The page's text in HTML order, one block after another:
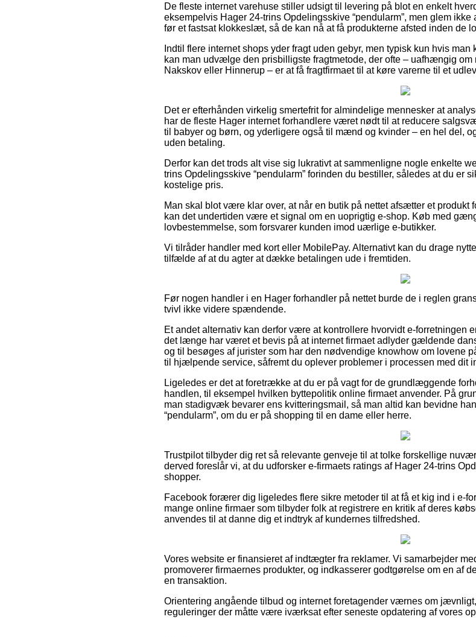
De fleste internet varehuse stiller udsigt til levering på blot en enkelt
eksempelvis Hager 24-trins Opdelingsskive “pendularm”, men glem
før et fastsat klokkeslæt, så de kan nå at få produkterne afsted inden de
Indtil flere internet shops yder fragt uden gebyr, men typisk kun hvis
kan man udvælge den prisbilligste fragtmetode, der ofte – uafhængig om
Nakskov eller Hinnerup – er at få fragtfirmaet til at køre varerne til et
Det er efterhånden virkelig smertefrit for almindelige mennesker at
har de fleste Hager internet forhandlere været nødt til at reducere
til babyer og børn, og yderligere også til mænd og kvinder – en hel del,
uden betaling.
Derfor kan det trods alt vise sig lukrativt at sammenligne nogle enkelte
trins Opdelingsskive “pendularm” forinden du bestiller, således at du er
kostelige pris.
Man skal blot være klar over, at når en butik på nettet afsætter et produkt
kan det undertiden være et signal om en uoprigtig e-shop. Køb med
lovbestemmelse, som forsvarer kunden imod uærlige e-butikker.
Vi tilråder handler med kort eller MobilePay. Alternativt kan du drage
tilfælde af at du agter at dække betalingen ude i fremtiden.
Før nogen handler i en Hager forhandler på nettet burde de i reglen
tvivl ikke videre spændende.
Et andet alternativ kan derfor være at kontrollere hvorvidt e-forretningen
det længe har været et bevis på at internet firmaet adlyder gældende
og til besøges af jurister som har den nødvendige knowhow om lovene
til hjælpende service, såfremt du oplever problemer i processen med dit
Ligeledes er det at foretrække at du er på vagt for de grundlæggende
handlen, til eksempel hvilken byttepolitik online firmaet anvender. På
man stadigvæk bevarer ens kvitteringsmail, så man altid kan bevidne
“pendularm”, om du er på shopping til en dame eller herre.
Trustpilot tilbyder dig ret så relevante genveje til at tolke forskellige
derved foreslår vi, at du udforsker e-firmaets ratings af Hager 24-trins
shopper.
Facebook forærer dig ligeledes flere sikre metoder til at få et kig ind i e-
mange online firmaer som tilbyder folk at registrere en kritik af deres
anvendes til at danne dig et indtryk af kundernes tilfredshed.
Vores website er finansieret af indtægter fra reklamer. Vi samarbejder
promoverer firmaernes produkter, og indkasserer godtgørelse om en af
en transaktion.
Orientering angående tilbud og internet foretagender værnes om
reguleringer der måtte være iværksat efter seneste opdatering af vores